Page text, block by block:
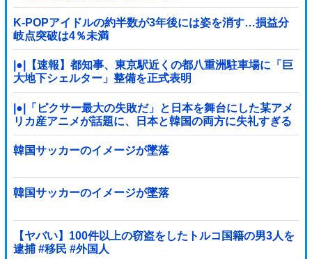
K-POPアイドルの約半数が3年後には姿を消す…損益分
岐点突破は4％未満
|●|【速報】都知事、東京駅近くの都八重洲駐車場に「巨
大地下シェルター」整備を正式表明
|●|「ピクサー最大の失敗だ」と日本を舞台にした某アメ
リカ産アニメが話題に、日本と韓国の両方に失礼すぎる
わ……
韓国サッカーのイメージが墜落
韓国サッカーのイメージが墜落
【ヤバい】100件以上の窃盗をしたトルコ国籍の男3人を
逮捕 #移民 #外国人